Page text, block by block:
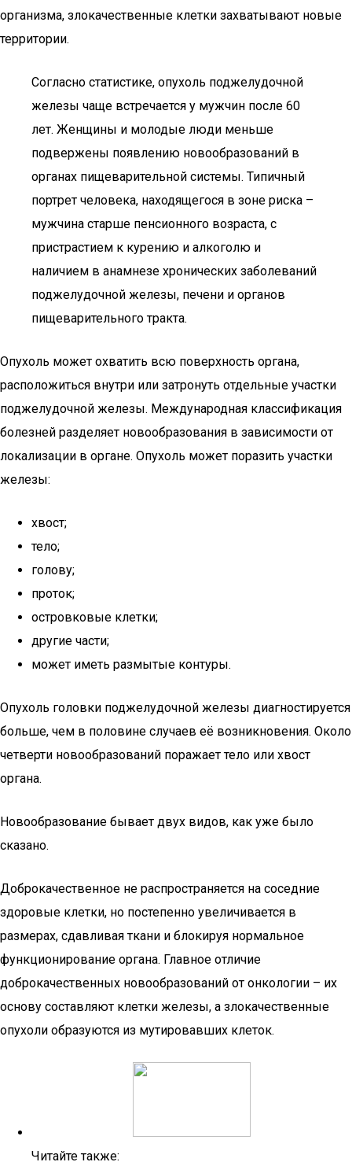
организма, злокачественные клетки захватывают новые
территории.
Согласно статистике, опухоль поджелудочной
железы чаще встречается у мужчин после 60
лет. Женщины и молодые люди меньше
подвержены появлению новообразований в
органах пищеварительной системы. Типичный
портрет человека, находящегося в зоне риска –
мужчина старше пенсионного возраста, с
пристрастием к курению и алкоголю и
наличием в анамнезе хронических заболеваний
поджелудочной железы, печени и органов
пищеварительного тракта.
Опухоль может охватить всю поверхность органа,
расположиться внутри или затронуть отдельные участки
поджелудочной железы. Международная классификация
болезней разделяет новообразования в зависимости от
локализации в органе. Опухоль может поразить участки
железы:
хвост;
тело;
голову;
проток;
островковые клетки;
другие части;
может иметь размытые контуры.
Опухоль головки поджелудочной железы диагностируется
больше, чем в половине случаев её возникновения. Около
четверти новообразований поражает тело или хвост
органа.
Новообразование бывает двух видов, как уже было
сказано.
Доброкачественное не распространяется на соседние
здоровые клетки, но постепенно увеличивается в
размерах, сдавливая ткани и блокируя нормальное
функционирование органа. Главное отличие
доброкачественных новообразований от онкологии – их
основу составляют клетки железы, а злокачественные
опухоли образуются из мутировавших клеток.
Читайте также: